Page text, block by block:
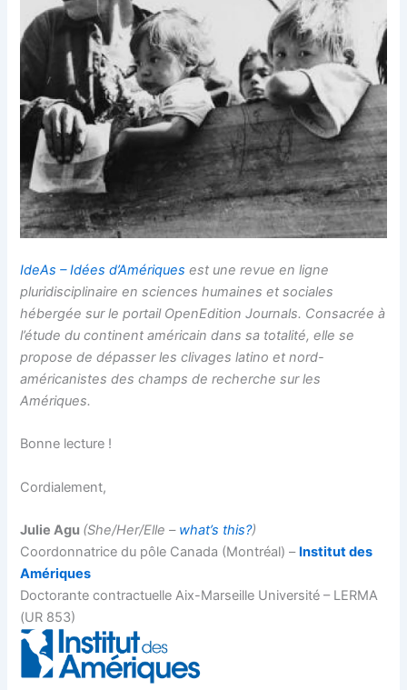
IdeAs – Idées d’Amériques est une revue en ligne
pluridisciplinaire en sciences humaines et sociales
hébergée sur le portail OpenEdition Journals. Consacrée à
l’étude du continent américain dans sa totalité, elle se
propose de dépasser les clivages latino et nord-
américanistes des champs de recherche sur les
Amériques.
Bonne lecture !
Cordialement,
Julie Agu (She/Her/Elle – what’s this?)
Coordonnatrice du pôle Canada (Montréal) – Institut des
Amériques
Doctorante contractuelle Aix-Marseille Université – LERMA
(UR 853)